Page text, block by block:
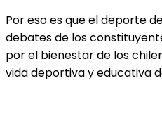
Por eso es que el deporte
debates de los
por el bienestar de los
vida deportiva y educativa